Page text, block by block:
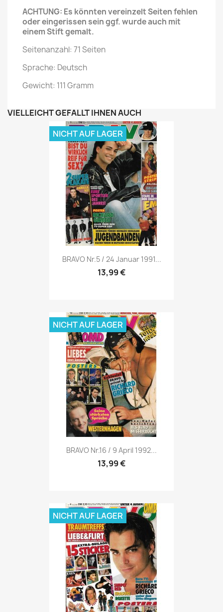
ACHTUNG: Es könnten vereinzelt Seiten fehlen
oder eingerissen sein ggf. wurde auch mit
einem Stift gemalt.
Seitenanzahl: 71 Seiten
Sprache: Deutsch
Gewicht: 111 Gramm
VIELLEICHT GEFÄLLT IHNEN AUCH
Vorschau
BRAVO Nr.5 / 24 Januar 1991...
13,99 €
NICHT AUF LAGER
Vorschau
BRAVO Nr.16 / 9 April 1992...
13,99 €
NICHT AUF LAGER
NICHT AUF LAGER